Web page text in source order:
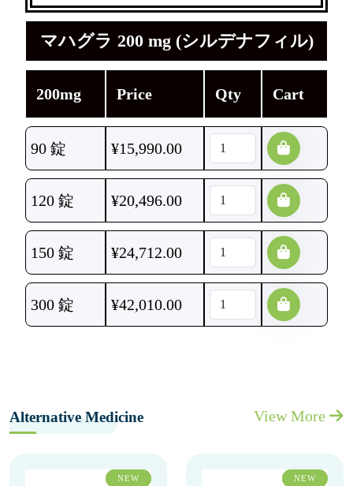
マハグラ 200 mg (シルデナフィル)
200mg Price Qty Cart
90 錠 ¥15,990.00
120 錠 ¥20,496.00
150 錠 ¥24,712.00
300 錠 ¥42,010.00
Alternative Medicine View More
NEW NEW